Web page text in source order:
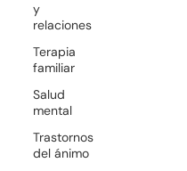
y
relaciones
Terapia
familiar
Salud
mental
Trastornos
del ánimo